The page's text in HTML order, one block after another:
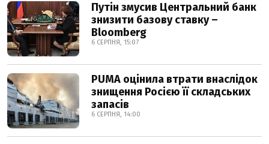
Путін змусив Центральний банк
знизити базову ставку –
Bloomberg
6 СЕРПНЯ, 15:07
PUMA оцінила втрати внаслідок
знищення Росією її складських
запасів
6 СЕРПНЯ, 14:00